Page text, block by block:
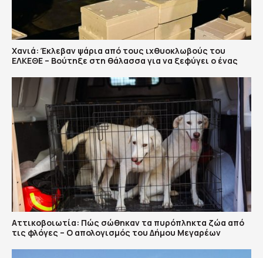
Χανιά: Έκλεβαν ψάρια από τους ιχθυοκλωβούς του
ΕΛΚΕΘΕ – Βούτηξε στη θάλασσα για να ξεφύγει ο ένας
Αττικοβοιωτία: Πώς σώθηκαν τα πυρόπληκτα ζώα από
τις φλόγες – Ο απολογισμός του Δήμου Μεγαρέων